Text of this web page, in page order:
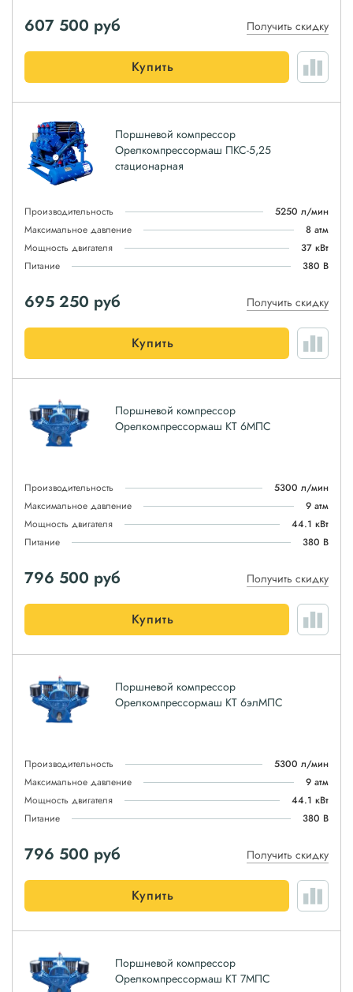
607 500 руб Получить скидку
Купить
Поршневой компрессор
Орелкомпрессормаш ПКС-5,25
стационарная
Производительность
5250 л/мин
Максимальное давление
8 атм
Мощность двигателя
37 кВт
Питание
380 В
695 250 руб Получить скидку
Купить
Поршневой компрессор
Орелкомпрессормаш КТ 6МПС
Производительность
5300 л/мин
Максимальное давление
9 атм
Мощность двигателя
44.1 кВт
Питание
380 В
796 500 руб Получить скидку
Купить
Поршневой компрессор
Орелкомпрессормаш КТ 6элМПС
Производительность
5300 л/мин
Максимальное давление
9 атм
Мощность двигателя
44.1 кВт
Питание
380 В
796 500 руб Получить скидку
Купить
Поршневой компрессор
Орелкомпрессормаш КТ 7МПС